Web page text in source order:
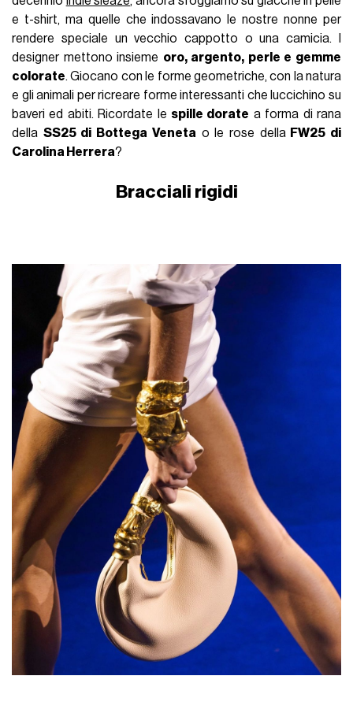
e t-shirt, ma quelle che indossavano le nostre nonne per
rendere speciale un vecchio cappotto o una camicia. I
designer mettono insieme oro, argento, perle e gemme
colorate. Giocano con le forme geometriche, con la natura
e gli animali per ricreare forme interessanti che luccichino su
baveri ed abiti. Ricordate le spille dorate a forma di rana
della SS25 di Bottega Venetao le rose dellaFW25 di
Carolina Herrera?
Bracciali rigidi